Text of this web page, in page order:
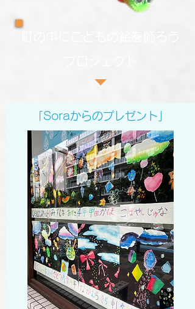
「Soraからのプレゼント」